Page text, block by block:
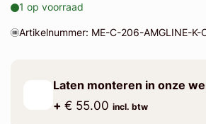
1 op voorraad
Artikelnummer: ME-C-206-AMGLINE-K-
Laten monteren in onze
+ € 55.00 incl. btw